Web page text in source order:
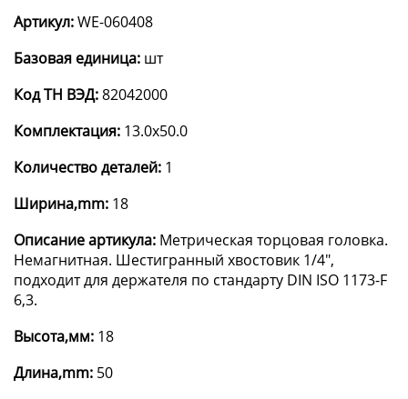
Артикул:WE-060408
Базовая единица: шт
Код ТН ВЭД:82042000
Комплектация: 13.0x50.0
Количество деталей: 1
Ширина,mm: 18
Описание артикула: Метрическая торцовая головка.
Немагнитная. Шестигранный хвостовик 1/4",
подходит для держателя по стандарту DIN ISO 1173-F
6,3.
Высота,мм: 18
Длина,mm: 50